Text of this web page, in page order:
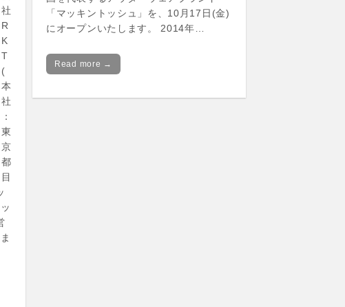
「マッキントッシュ」を、10月17日(金)
にオープンいたします。 2014年…
Read more →
社
R
K
T
(
本
社
：
東
京
都
目